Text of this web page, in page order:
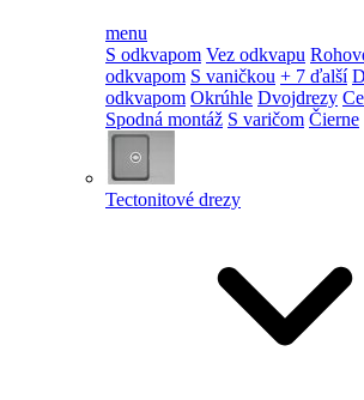
menu
S odkvapom Vez odkvapu
odkvapom S vaničkou + 7 ďalší
odkvapom Okrúhle Dvojdrezy
Spodná montáž S varičom Čierne
Tectonitové drezy